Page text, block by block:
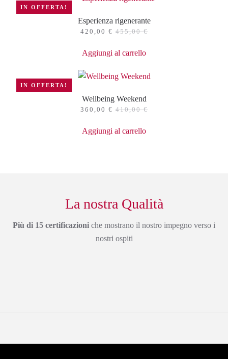
IN OFFERTA!
Esperienza rigenerante
420,00 € 455,00€
Aggiungi al carrello
IN OFFERTA!
Wellbeing Weekend
360,00 € 410,00€
Aggiungi al carrello
La nostra Qualità
Più di 15 certificazioni che mostrano il nostro impegno verso i
nostri ospiti